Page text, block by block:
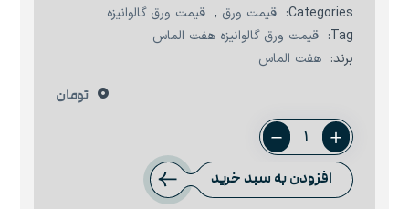
Categories: قیمت ورق , قیمت ورق گالوانیزه
Tag:
قیمت ورق گالوانیزه هفت الماس
برند: هفت الماس
0 تومان
ورق
0.5
میل
افزودن به سبد خرید